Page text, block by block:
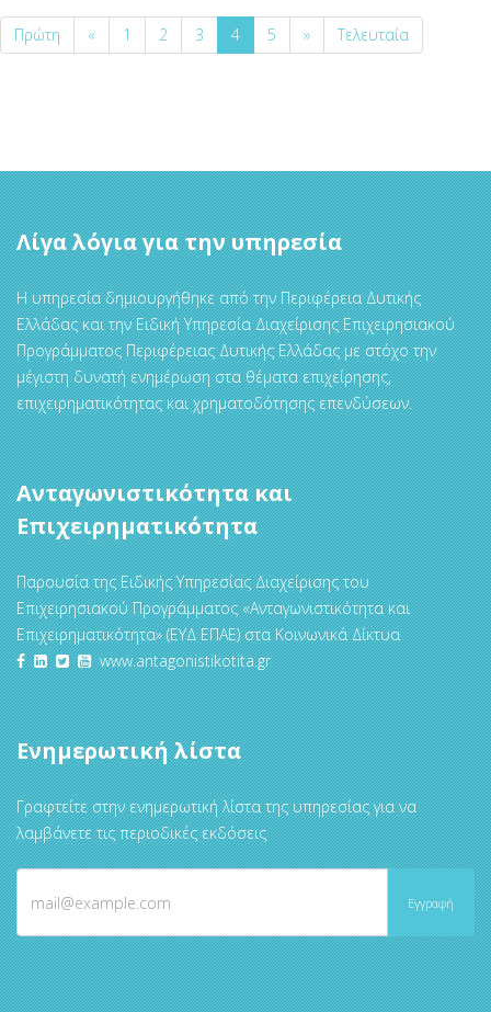
Πρώτη « 1 2 3 4 5 » Τελευταία
Λίγα λόγια για την υπηρεσία
Η υπηρεσία δημιουργήθηκε από την Περιφέρεια Δυτικής
Ελλάδας και την Ειδική Υπηρεσία Διαχείρισης Επιχειρησιακού
Προγράμματος Περιφέρειας Δυτικής Ελλάδας με στόχο την
μέγιστη δυνατή ενημέρωση στα θέματα επιχείρησης,
επιχειρηματικότητας και χρηματοδότησης επενδύσεων.
Ανταγωνιστικότητα και
Επιχειρηματικότητα
Παρουσία της Ειδικής Υπηρεσίας Διαχείρισης του
Επιχειρησιακού Προγράμματος «Ανταγωνιστικότητα και
Επιχειρηματικότητα» (ΕΥΔ ΕΠΑΕ) στα Κοινωνικά Δίκτυα
www.antagonistikotita.gr
Ενημερωτική λίστα
Γραφτείτε στην ενημερωτική λίστα της υπηρεσίας για να
λαμβάνετε τις περιοδικές εκδόσεις